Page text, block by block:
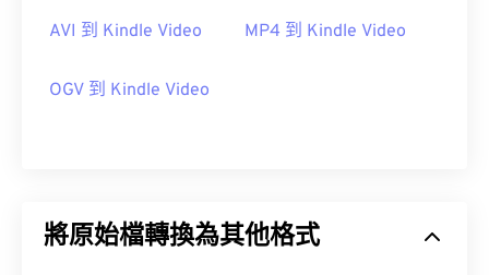
AVI 到 Kindle Video MP4 到 Kindle Video
OGV 到 Kindle Video
將原始檔轉換為其他格式